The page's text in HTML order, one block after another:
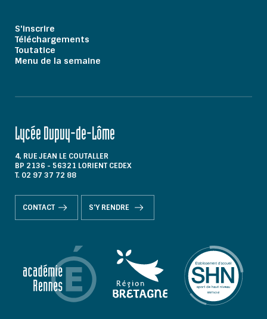
S'inscrire
Téléchargements
Toutatice
Menu de la semaine
Lycée Dupuy-de-Lôme
4, RUE JEAN LE COUTALLER
BP 2136 - 56321 LORIENT CEDEX
T. 02 97 37 72 88
CONTACT S'Y RENDRE